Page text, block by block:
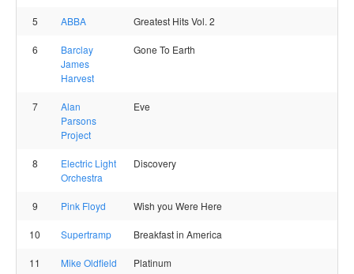
5 ABBA Greatest Hits Vol. 2
6
Barclay
James
Harvest
Gone To Earth
7
Alan
Parsons
Project
Eve
8
Electric Light
Orchestra
Discovery
9 Pink Floyd Wish you Were Here
10 Supertramp Breakfast in America
11 Mike Oldfield Platinum